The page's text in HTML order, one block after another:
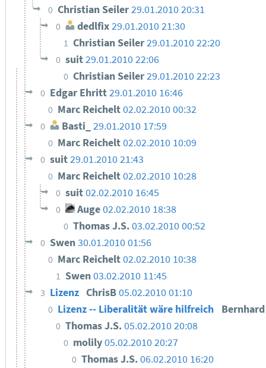
0 Christian Seiler29.01.2010 20:31
0 dedlfix29.01.2010 21:30
1 Christian Seiler29.01.2010 22:20
0 suit29.01.2010 22:06
0 Christian Seiler29.01.2010 22:23
0 Edgar Ehritt29.01.2010 16:46
0 Marc Reichelt02.02.2010 00:32
0 Basti_ 29.01.2010 17:59
0 Marc Reichelt02.02.2010 10:09
0 suit29.01.2010 21:43
0 Marc Reichelt02.02.2010 10:28
0 suit02.02.2010 16:45
0 Auge02.02.2010 18:38
0 Thomas J.S.03.02.2010 00:52
0 Swen30.01.2010 01:56
0 Marc Reichelt02.02.2010 10:38
1 Swen03.02.2010 11:45
3 Lizenz ChrisB05.02.2010 01:10
0 Lizenz -- Liberalität wäre hilfreich
0 Thomas J.S.05.02.2010 20:08
0 molily05.02.2010 20:27
0 Thomas J.S.06.02.2010 16:20